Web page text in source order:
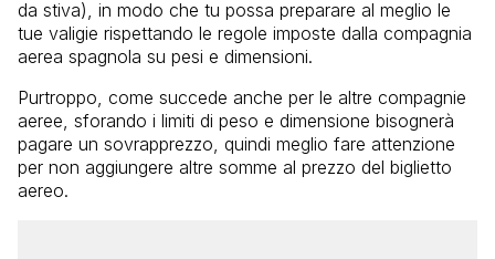
da stiva), in modo che tu possa preparare al meglio le
tue valigie rispettando le regole imposte dalla compagnia
aerea spagnola su pesi e dimensioni.
Purtroppo, come succede anche per le altre compagnie
aeree, sforando i limiti di peso e dimensione bisognerà
pagare un sovrapprezzo, quindi meglio fare attenzione
per non aggiungere altre somme al prezzo del biglietto
aereo.